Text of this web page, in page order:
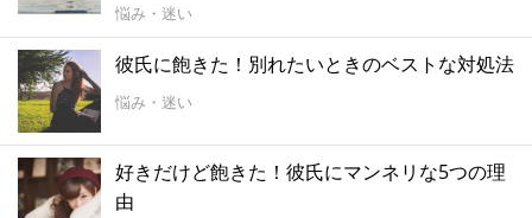
悩み・迷い
彼氏に飽きた！別れたいときのベストな対処法
悩み・迷い
好きだけど飽きた！彼氏にマンネリな5つの理
由